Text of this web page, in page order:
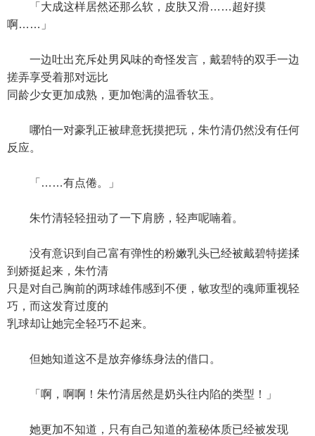
「大成这样居然还那么软，皮肤又滑……超好摸
啊……」
一边吐出充斥处男风味的奇怪发言，戴碧特的双手一边
搓弄享受着那对远比
同龄少女更加成熟，更加饱满的温香软玉。
哪怕一对豪乳正被肆意抚摸把玩，朱竹清仍然没有任何
反应。
「……有点倦。」
朱竹清轻轻扭动了一下肩膀，轻声呢喃着。
没有意识到自己富有弹性的粉嫩乳头已经被戴碧特搓揉
到娇挺起来，朱竹清
只是对自己胸前的两球雄伟感到不便，敏攻型的魂师重视轻
巧，而这发育过度的
乳球却让她完全轻巧不起来。
但她知道这不是放弃修练身法的借口。
「啊，啊啊！朱竹清居然是奶头往内陷的类型！」
她更加不知道，只有自己知道的羞秘体质已经被发现